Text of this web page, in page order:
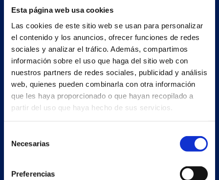
Esta página web usa cookies
Las cookies de este sitio web se usan para personalizar
el contenido y los anuncios, ofrecer funciones de redes
sociales y analizar el tráfico. Además, compartimos
información sobre el uso que haga del sitio web con
nuestros partners de redes sociales, publicidad y análisis
web, quienes pueden combinarla con otra información
que les haya proporcionado o que hayan recopilado a
partir del uso que haya hecho de sus servicios.
Necesarias
Preferencias
Nave principal y oficinas
Estrada Porto Cabeiro, 35
Vilar de Infesta 36815
Redondela
Pontevedra - España
+34 986 226 622
info@petertaboada.com